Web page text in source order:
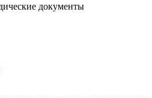
документы